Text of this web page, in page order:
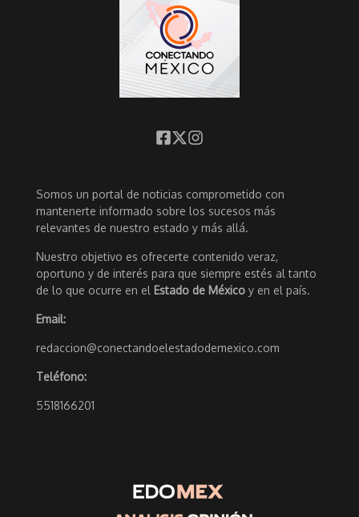
Somos un portal de noticias comprometido con
mantenerte informado sobre los sucesos más
relevantes de nuestro estado y más allá.
Nuestro objetivo es ofrecerte contenido veraz,
oportuno y de interés para que siempre estés al tanto
de lo que ocurre en el Estado de México y en el país.
Email:
redaccion@conectandoelestadodemexico.com
Teléfono:
5518166201